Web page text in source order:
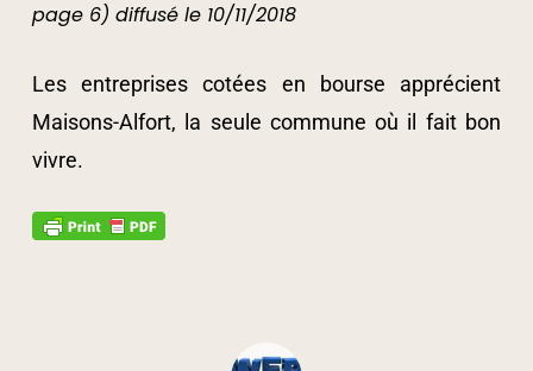
page 6) diffusé le 10/11/2018
Les entreprises cotées en bourse apprécient
Maisons-Alfort, la seule commune où il fait bon
vivre.